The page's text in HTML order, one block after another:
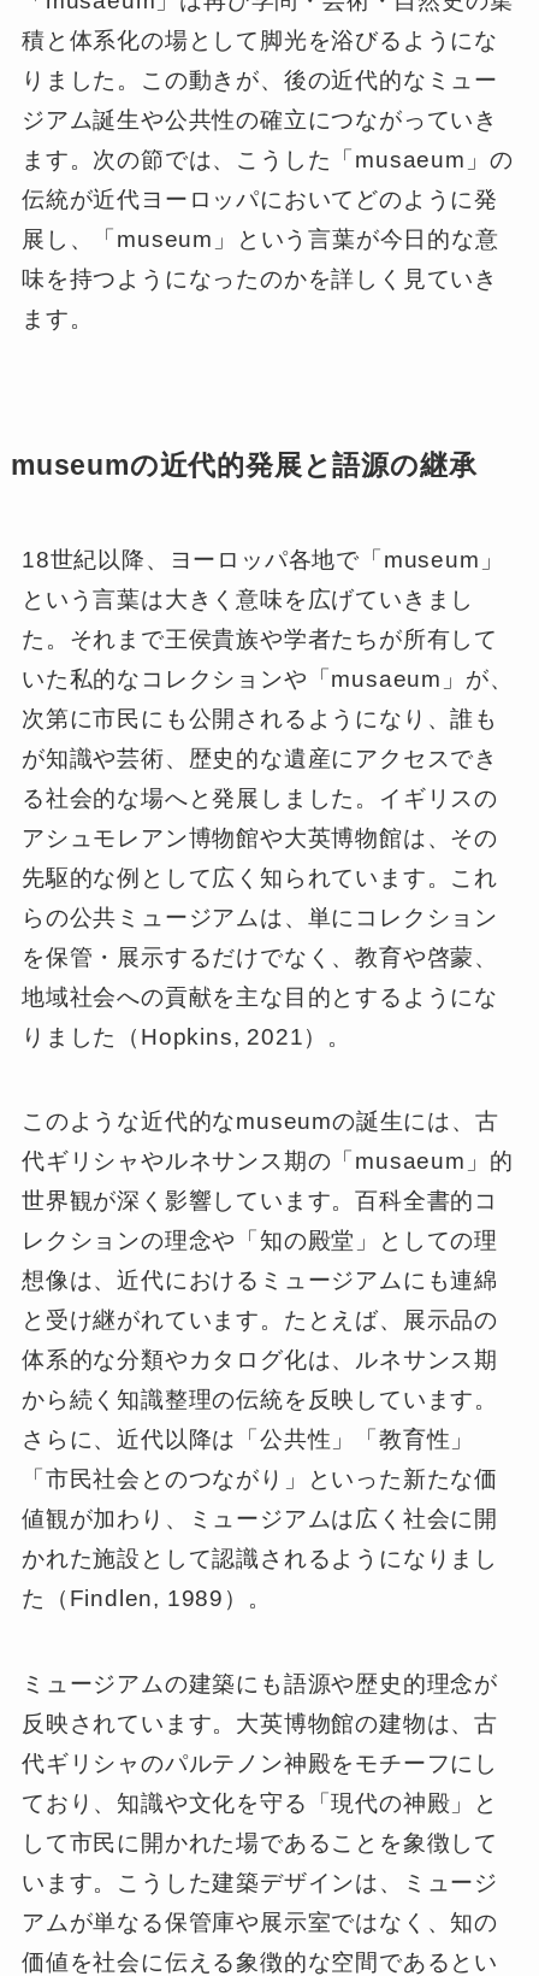
積と体系化の場として脚光を浴びるようにな
りました。この動きが、後の近代的なミュー
ジアム誕生や公共性の確立につながっていき
ます。次の節では、こうした「musaeum」の
伝統が近代ヨーロッパにおいてどのように発
展し、「museum」という言葉が今日的な意
味を持つようになったのかを詳しく見ていき
ます。
museumの近代的発展と語源の継承
18世紀以降、ヨーロッパ各地で「museum」
という言葉は大きく意味を広げていきまし
た。それまで王侯貴族や学者たちが所有して
いた私的なコレクションや「musaeum」が、
次第に市民にも公開されるようになり、誰も
が知識や芸術、歴史的な遺産にアクセスでき
る社会的な場へと発展しました。イギリスの
アシュモレアン博物館や大英博物館は、その
先駆的な例として広く知られています。これ
らの公共ミュージアムは、単にコレクション
を保管・展示するだけでなく、教育や啓蒙、
地域社会への貢献を主な目的とするようにな
りました（Hopkins, 2021）。
このような近代的なmuseumの誕生には、古
代ギリシャやルネサンス期の「musaeum」的
世界観が深く影響しています。百科全書的コ
レクションの理念や「知の殿堂」としての理
想像は、近代におけるミュージアムにも連綿
と受け継がれています。たとえば、展示品の
体系的な分類やカタログ化は、ルネサンス期
から続く知識整理の伝統を反映しています。
さらに、近代以降は「公共性」「教育性」
「市民社会とのつながり」といった新たな価
値観が加わり、ミュージアムは広く社会に開
かれた施設として認識されるようになりまし
た（Findlen, 1989）。
ミュージアムの建築にも語源や歴史的理念が
反映されています。大英博物館の建物は、古
代ギリシャのパルテノン神殿をモチーフにし
ており、知識や文化を守る「現代の神殿」と
して市民に開かれた場であることを象徴して
います。こうした建築デザインは、ミュージ
アムが単なる保管庫や展示室ではなく、知の
価値を社会に伝える象徴的な空間であるとい